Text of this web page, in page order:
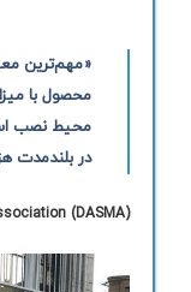
«مهم‌ترین
محصول با
محیط نصب
در بلندمدت
(DASMA)